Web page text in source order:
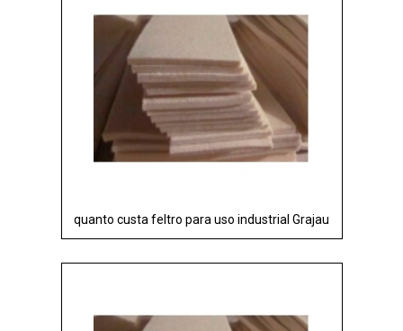
quanto custa feltro para uso industrial Grajau